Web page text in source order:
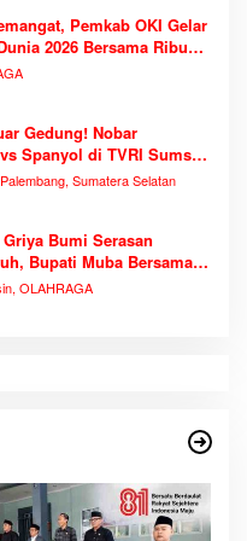
Pemkab OKI Gelar
2026 Bersama Ribuan
Gedung! Nobar
Spanyol di TVRI Sumsel
AntusiasmeSumatera Selatan
Bumi Serasan
Bupati Muba Bersama
Laga Bersejarah Piala
OLAHRAGA